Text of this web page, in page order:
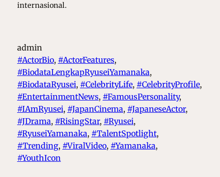
internasional.
admin
#ActorBio, #ActorFeatures ,
#BiodataLengkapRyuseiYamanaka ,
#BiodataRyusei, #CelebrityLife, #CelebrityProfile ,
#EntertainmentNews, #FamousPersonality ,
#IAmRyusei, #JapanCinema, #JapaneseActor ,
#JDrama, #RisingStar, #Ryusei ,
#RyuseiYamanaka, #TalentSpotlight ,
#Trending, #ViralVideo, #Yamanaka ,
#YouthIcon